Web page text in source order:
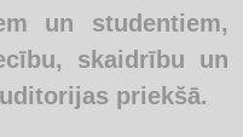
un studentiem,
skaidrību un
priekšā.